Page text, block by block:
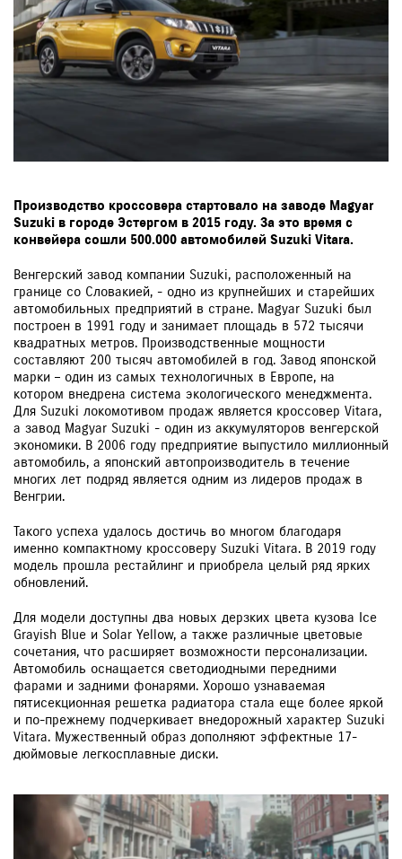
Производство кроссовера стартовало на заводе Magyar
Suzuki в городе Эстергом в 2015 году. За это время с
конвейера сошли 500.000 автомобилей Suzuki Vitara.
Венгерский завод компании Suzuki, расположенный на
границе со Словакией, - одно из крупнейших и старейших
автомобильных предприятий в стране. Magyar Suzuki был
построен в 1991 году и занимает площадь в 572 тысячи
квадратных метров. Производственные мощности
составляют 200 тысяч автомобилей в год. Завод японской
марки – один из самых технологичных в Европе, на
котором внедрена система экологического менеджмента.
Для Suzuki локомотивом продаж является кроссовер Vitara,
а завод Magyar Suzuki - один из аккумуляторов венгерской
экономики. В 2006 году предприятие выпустило миллионный
автомобиль, а японский автопроизводитель в течение
многих лет подряд является одним из лидеров продаж в
Венгрии.
Такого успеха удалось достичь во многом благодаря
именно компактному кроссоверу Suzuki Vitara. В 2019 году
модель прошла рестайлинг и приобрела целый ряд ярких
обновлений.
Для модели доступны два новых дерзких цвета кузова Ice
Grayish Blue и Solar Yellow, а также различные цветовые
сочетания, что расширяет возможности персонализации.
Автомобиль оснащается светодиодными передними
фарами и задними фонарями. Хорошо узнаваемая
пятисекционная решетка радиатора стала еще более яркой
и по-прежнему подчеркивает внедорожный характер Suzuki
Vitara. Мужественный образ дополняют эффектные 17-
дюймовые легкосплавные диски.